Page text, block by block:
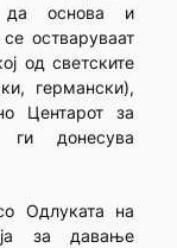
да основа и
остваруваат
од светските
германски),
Центарот за
ги донесува
Одлуката на
за давање